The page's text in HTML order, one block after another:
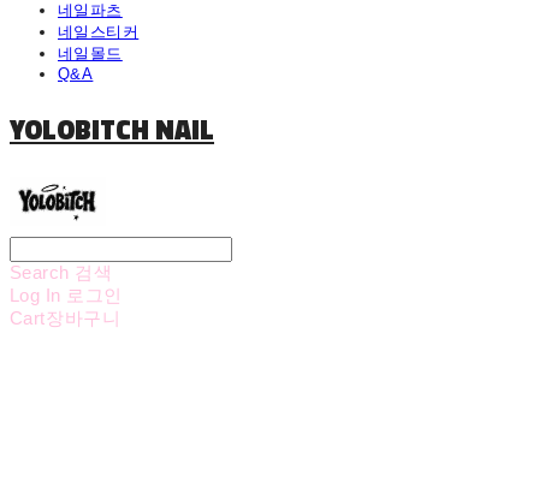
네일파츠
네일스티커
네일몰드
Q&A
YOLOBITCH NAIL
Search 검색
Log In 로그인
Cart장바구니